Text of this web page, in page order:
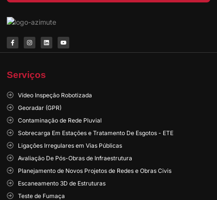
Serviços
Vídeo Inspeção Robotizada
Georadar (GPR)
Contaminação de Rede Pluvial
Sobrecarga Em Estações e Tratamento De Esgotos - ETE
Ligações Irregulares em Vias Públicas
Avaliação De Pós-Obras de Infraestrutura
Planejamento de Novos Projetos de Redes e Obras Civis
Escaneamento 3D de Estruturas
Teste de Fumaça